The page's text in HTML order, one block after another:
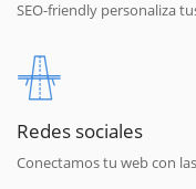
SEO-friendly personaliza
Redes sociales
Conectamos tu web con